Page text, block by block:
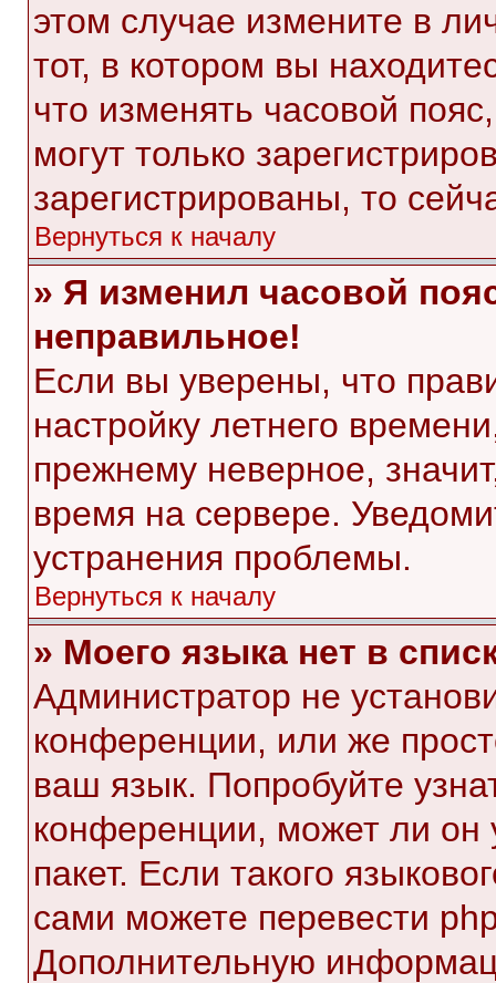
этом случае измените в
тот, в котором вы
что изменять часовой
могут только
зарегистрированы, то
Вернуться к началу
» Я изменил часовой
неправильное!
Если вы уверены, что
настройку летнего
прежнему неверное,
время на сервере.
устранения проблемы.
Вернуться к началу
» Моего языка нет в
Администратор не
конференции, или же
ваш язык. Попробуйте
конференции, может ли он
пакет. Если такого
сами можете перевести
Дополнительную